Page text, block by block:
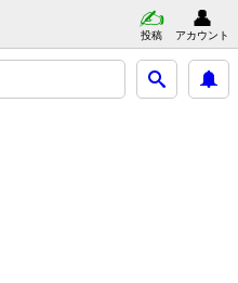
投稿 アカウント